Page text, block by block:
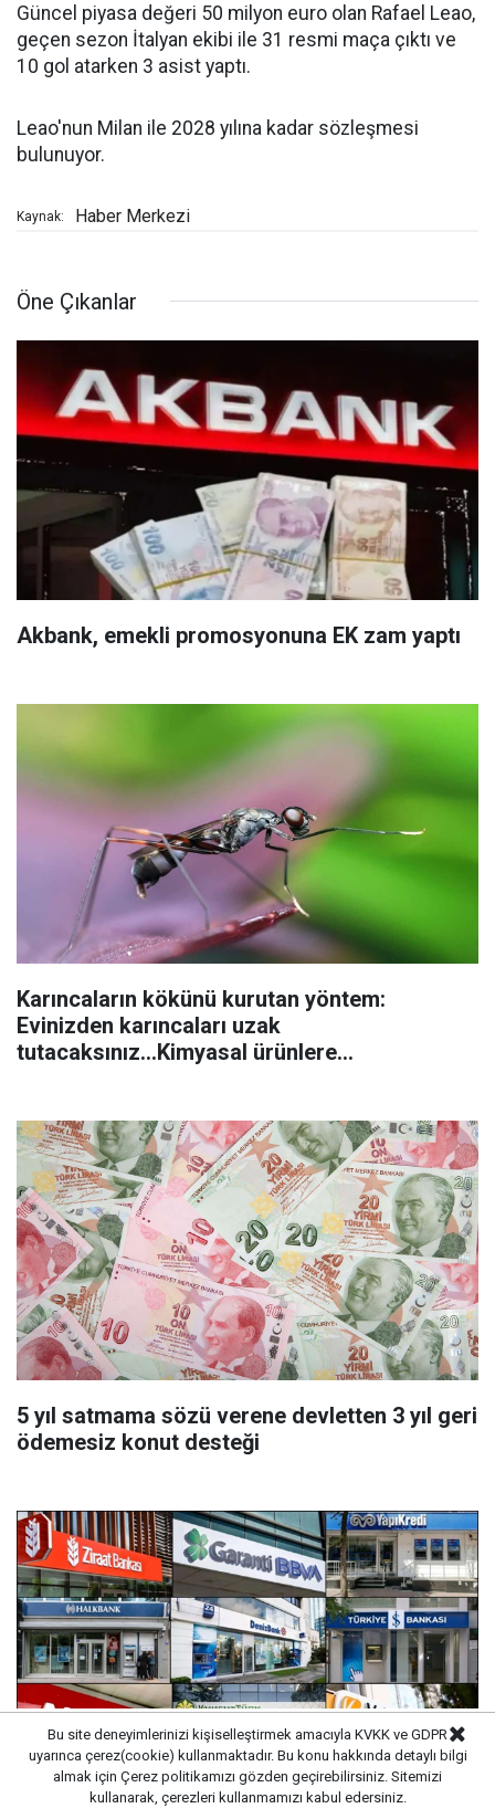
Güncel piyasa değeri 50 milyon euro olan Rafael Leao,
geçen sezon İtalyan ekibi ile 31 resmi maça çıktı ve
10 gol atarken 3 asist yaptı.
Leao'nun Milan ile 2028 yılına kadar sözleşmesi
bulunuyor.
Kaynak: Haber Merkezi
Öne Çıkanlar
Akbank, emekli promosyonuna EK zam yaptı
Karıncaların kökünü kurutan yöntem:
Evinizden karıncaları uzak
tutacaksınız...Kimyasal ürünlere
5 yıl satmama sözü verene devletten 3 yıl geri
ödemesiz konut desteği
35 bin TL promosyon fırsatı: Rekor ödemeyi
Bu site deneyimlerinizi kişiselleştirmek amacıyla KVKK ve GDPR
uyarınca çerez(cookie) kullanmaktadır. Bu konu hakkında detaylı bilgi
almak için Çerez politikamızı gözden geçirebilirsiniz. Sitemizi
kullanarak, çerezleri kullanmamızı kabul edersiniz.